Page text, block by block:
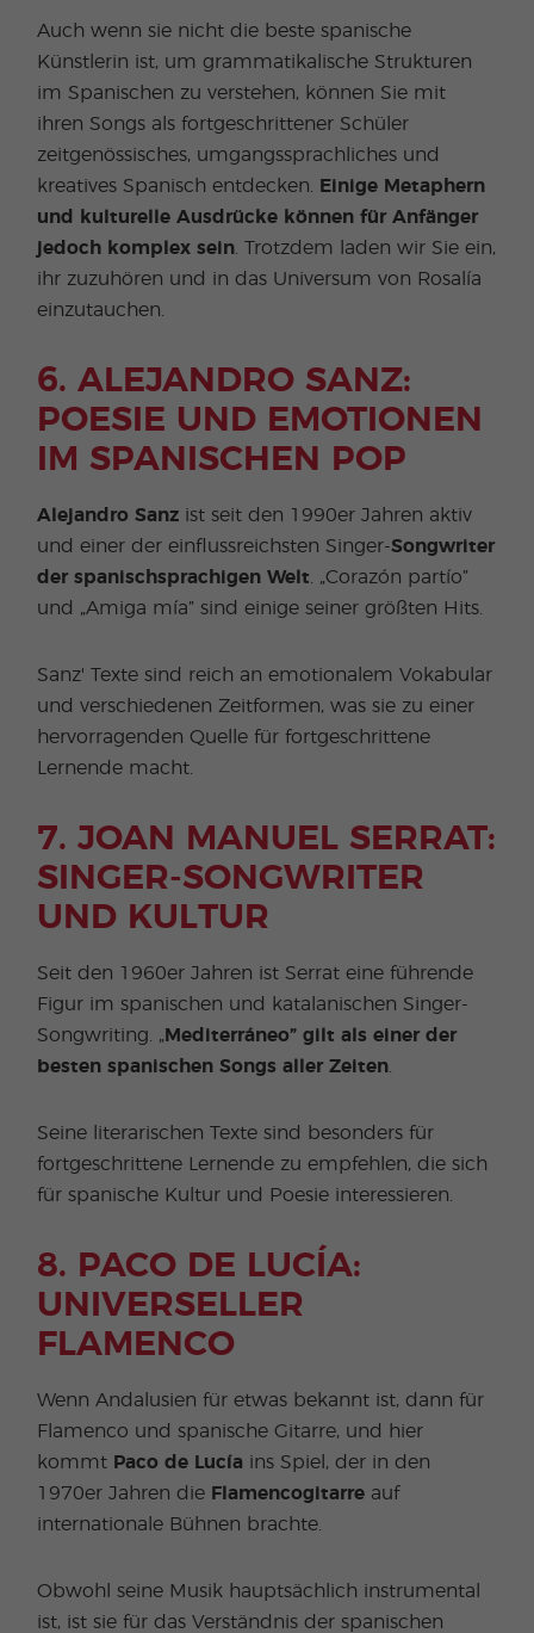
Auch wenn sie nicht die beste spanische
Künstlerin ist, um grammatikalische Strukturen
im Spanischen zu verstehen, können Sie mit
ihren Songs als fortgeschrittener Schüler
zeitgenössisches, umgangssprachliches und
kreatives Spanisch entdecken.
Einige Metaphern
und kulturelle Ausdrücke können für Anfänger
jedoch komplex sein . Trotzdem laden wir Sie ein,
ihr zuzuhören und in das Universum von Rosalía
einzutauchen.
6. ALEJANDRO SANZ:
POESIE UND EMOTIONEN
IM SPANISCHEN POP
Alejandro Sanz ist seit den 1990er Jahren aktiv
und einer der einflussreichsten Singer-Songwriter
der spanischsprachigen Welt . „Corazón partío”
und „Amiga mía” sind einige seiner größten Hits.
Sanz' Texte sind reich an emotionalem Vokabular
und verschiedenen Zeitformen, was sie zu einer
hervorragenden Quelle für fortgeschrittene
Lernende macht.
7. JOAN MANUEL SERRAT:
SINGER-SONGWRITER
UND KULTUR
Seit den 1960er Jahren ist Serrat eine führende
Figur im spanischen und katalanischen Singer-
Songwriting. „ Mediterráneo” gilt als einer der
besten spanischen Songs aller Zeiten
Seine literarischen Texte sind besonders für
fortgeschrittene Lernende zu empfehlen, die sich
für spanische Kultur und Poesie interessieren.
8. PACO DE LUCÍA:
UNIVERSELLER
FLAMENCO
Wenn Andalusien für etwas bekannt ist, dann für
Flamenco und spanische Gitarre, und hier
kommt Paco de Lucía ins Spiel, der in den
1970er Jahren die Flamencogitarre auf
internationale Bühnen brachte.
Obwohl seine Musik hauptsächlich instrumental
ist, ist sie für das Verständnis der spanischen